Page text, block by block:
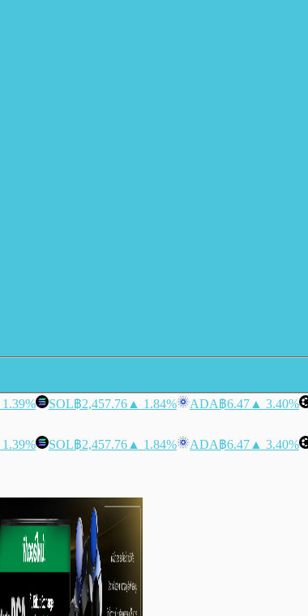
SOL฿2,457.76 ▲ 1.84% ADA฿6.47 ▲ 3.40%
SOL฿2,457.76 ▲ 1.84% ADA฿6.47 ▲ 3.40%